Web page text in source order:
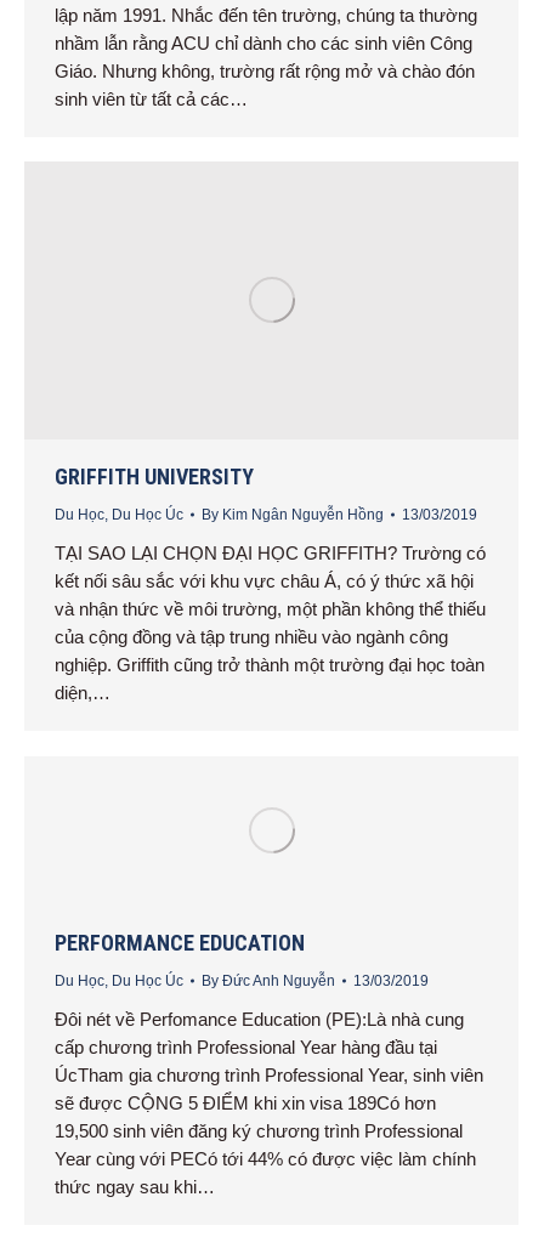
lập năm 1991. Nhắc đến tên trường, chúng ta thường
nhầm lẫn rằng ACU chỉ dành cho các sinh viên Công
Giáo. Nhưng không, trường rất rộng mở và chào đón
sinh viên từ tất cả các…
GRIFFITH UNIVERSITY
Du Học, Du Học Úc By Kim Ngân Nguyễn Hồng 13/03/2019
TẠI SAO LẠI CHỌN ĐẠI HỌC GRIFFITH? Trường có
kết nối sâu sắc với khu vực châu Á, có ý thức xã hội
và nhận thức về môi trường, một phần không thể thiếu
của cộng đồng và tập trung nhiều vào ngành công
nghiệp. Griffith cũng trở thành một trường đại học toàn
diện,…
PERFORMANCE EDUCATION
Du Học, Du Học Úc By Đức Anh Nguyễn 13/03/2019
Đôi nét về Perfomance Education (PE):Là nhà cung
cấp chương trình Professional Year hàng đầu tại
ÚcTham gia chương trình Professional Year, sinh viên
sẽ được CỘNG 5 ĐIỂM khi xin visa 189Có hơn
19,500 sinh viên đăng ký chương trình Professional
Year cùng với PECó tới 44% có được việc làm chính
thức ngay sau khi…